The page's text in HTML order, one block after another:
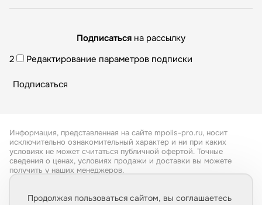
Подписаться на рассылку
2
Редактирование параметров подписки
Информация, представленная на сайте mpolis-pro.ru, носит
исключительно ознакомительный характер и ни при каких
условиях не может считаться публичной офертой. Точные
сведения о ценах, условиях продажи и доставки вы можете
получить у наших менеджеров.
Продолжая пользоваться сайтом, вы соглашаетесь